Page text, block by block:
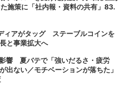
施策に「社内報・資料の共有」83.
ィアがタッグ ステーブルコインを
と事業拡大へ
響 夏バテで「強いだるさ・疲労
出ない／モチベーションが落ちた」